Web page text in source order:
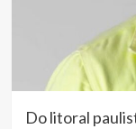
Do litoral